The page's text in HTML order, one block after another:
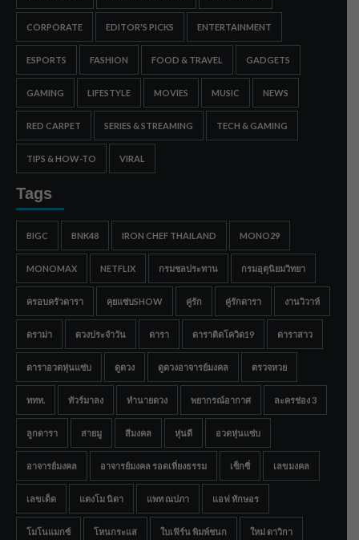
CORPORATE EDITOR'S PICKS ENTERTAINMENT
ESPORTS FASHION FOOD & TRAVEL GADGETS
GAMING LIFESTYLE MOVIES MUSIC NEWS
RED CARPET SERIES & STREAMING TECH & GAMING
TIPS & HOW-TO VIRAL
Tags
BIGC BNK48 IRON CHEF THAILAND MONO29
MONOMAX NETFLIX กรมชลประทาน กรมอุตุนิยมวิทยา
ครอบครัวดารา คุยแซ่บSHOW คู่รัก คู่รักดารา งานวิวาห์
ดราม่า ดวงประจำวัน ดารา ดาราติดโควิด19 ดาราสาว
ดาราอวดหุ่นแซ่บ ดูดวง ดูดวงอาจารย์มงคล ตรวจหวย
ททท. ทัวร์มาลง ทำนายดวง พยากรณ์อากาศ ละครช่อง 3
ลูกดารา สายมู สีมงคล หุ่นดี อวดหุ่นแซ่บ
อาจารย์มงคล อาจารย์มงคล รอดเที่ยงธรรม เซ็กซี่ เลขมงคล
เลขเด็ด แตงโม นิดา แพท ณปภา แอฟ ทักษอร
โมโนแมกซ์ โหนกระแส ใบเฟิร์น พิมพ์ชนก ใหม่ ดาวิกา